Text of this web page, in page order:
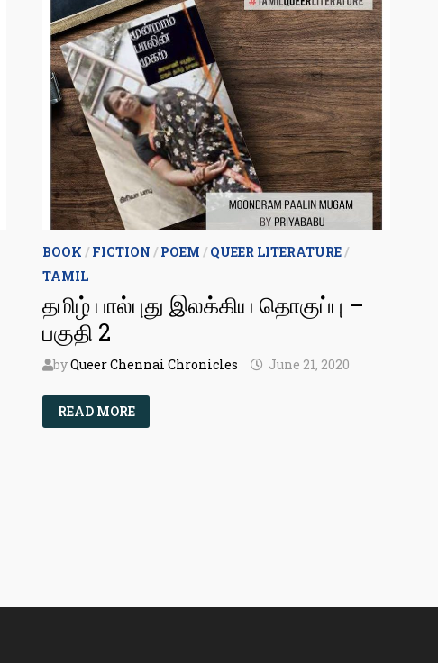
BOOK /FICTION /POEM /QUEER LITERATURE/
TAMIL
தமிழ் பால்புது இலக்கிய தொகுப்பு –
பகுதி 2
byQueer Chennai Chronicles June 21, 2020
தமிழ்
பால்புது
இலக்கிய
READ MORE